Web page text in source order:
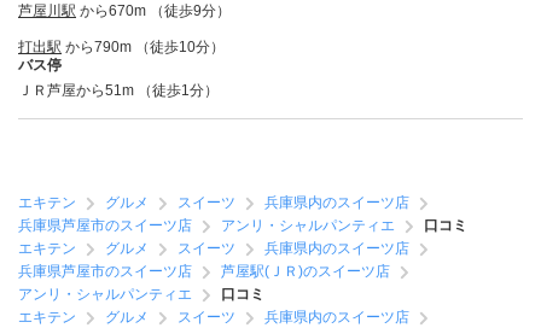
芦屋川駅 から670m （徒歩9分）
打出駅 から790m （徒歩10分）
バス停
ＪＲ芦屋から51m （徒歩1分）
エキテン グルメ スイーツ
兵庫県内のスイーツ店
兵庫県芦屋市のスイーツ店
アンリ・シャルパンティエ
口コミ
エキテン
グルメ スイーツ
兵庫県内のスイーツ店
兵庫県芦屋市のスイーツ店
芦屋駅(ＪＲ)のスイーツ店
アンリ・シャルパンティエ
口コミ
エキテン
グルメ スイーツ
兵庫県内のスイーツ店